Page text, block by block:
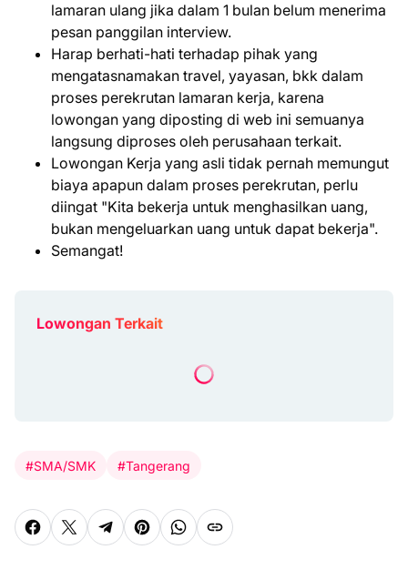
lamaran ulang jika dalam 1 bulan belum menerima
pesan panggilan interview.
Harap berhati-hati terhadap pihak yang
mengatasnamakan travel, yayasan, bkk dalam
proses perekrutan lamaran kerja, karena
lowongan yang diposting di web ini semuanya
langsung diproses oleh perusahaan terkait.
Lowongan Kerja yang asli tidak pernah memungut
biaya apapun dalam proses perekrutan, perlu
diingat "Kita bekerja untuk menghasilkan uang,
bukan mengeluarkan uang untuk dapat bekerja".
Semangat!
Lowongan Terkait
#SMA/SMK #Tangerang